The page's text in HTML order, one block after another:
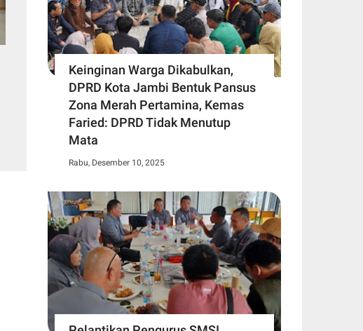
Keinginan Warga Dikabulkan,
DPRD Kota Jambi Bentuk Pansus
Zona Merah Pertamina, Kemas
Faried: DPRD Tidak Menutup
Mata
Rabu, Desember 10, 2025